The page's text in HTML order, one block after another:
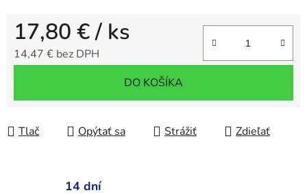
17,80 €/ ks
14,47 € bez DPH
DO KOŠÍKA
Tlač Opýtať sa Strážiť Zdieľať
14 dní